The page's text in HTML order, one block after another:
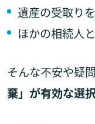
遺産の受取り
ほかの相続人
そんな不安や疑
棄」が有効な選